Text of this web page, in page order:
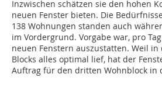
Inzwischen schätzen sie den hohen
neuen Fenster bieten. Die
138 Wohnungen standen auch
im Vordergrund. Vorgabe war, pro
neuen Fenstern auszustatten. Weil
Blocks alles optimal lief, hat der
Auftrag für den dritten Wohnblock in